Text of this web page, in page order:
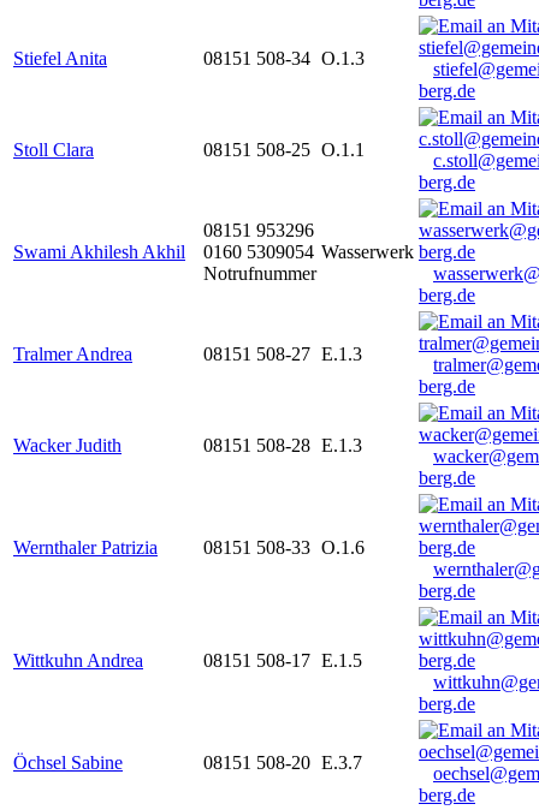
Stiefel Anita 08151 508-34 O.1.3
berg.de
Stoll Clara 08151 508-25 O.1.1
berg.de
Swami Akhilesh Akhil
08151 953296
0160 5309054
Notrufnummer
Wasserwerk
berg.de
Tralmer Andrea 08151 508-27 E.1.3
berg.de
Wacker Judith 08151 508-28 E.1.3
berg.de
Wernthaler Patrizia 08151 508-33 O.1.6
berg.de
Wittkuhn Andrea 08151 508-17 E.1.5
berg.de
Öchsel Sabine 08151 508-20 E.3.7
berg.de